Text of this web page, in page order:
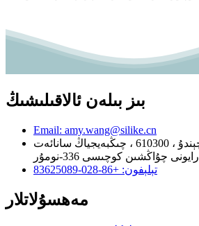
بىز بىلەن ئالاقىلىشىڭ
Email: amy.wang@silike.cn
ئادرېسى: جۇڭگو چېندۇ ، 610300 ، چىڭبەيجياڭ سانائەت
رايونى چۇاڭشىن كوچىسى 336-نومۇر
تېلېفون: +86-028-83625089
مەھسۇلاتلار